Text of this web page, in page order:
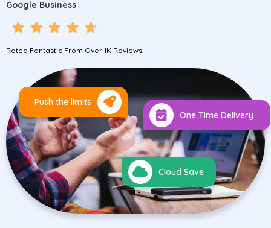
Google Business
Rated Fantastic From Over 1K Reviews.
Push the limits
One Time Delivery
Cloud Save